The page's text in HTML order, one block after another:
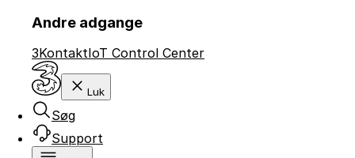
Andre adgange
3KontaktIoT Control Center
Luk
Søg
Support